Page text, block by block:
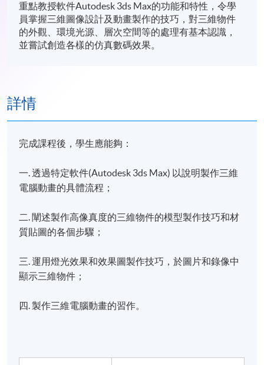
重點教授軟件Autodesk 3ds Max的功能和特性，令學
員掌握三維圖像設計及動畫製作的技巧，對三維物件
的外觀、環境光源、層次空間等的處理有基本認識，
並嘗試創造各樣的仿真數碼效果。
詳情
完成課程後，學生應能夠：
一. 透過特定軟件(Autodesk 3ds Max) 以說明製作三維
電腦動畫的具體流程；
二. 闡述製作高像真度的三維物件的模型製作技巧和材
質貼圖的各個步驟；
三. 運用燈光效果和效果圖製作技巧，於圖片和錄像中
顯示三維物件；
四. 製作三維電腦動畫的習作。